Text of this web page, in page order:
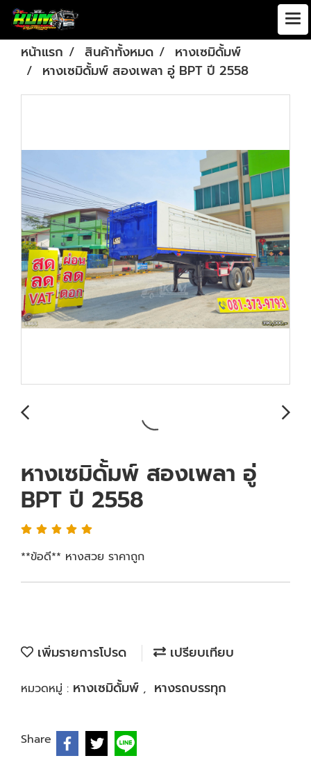
หน้าแรก สินค้าทั้งหมด
หางเซมิดั้มพ์
หางเซมิดั้มพ์ สองเพลา อู่ BPT ปี 2558
หางเซมิดั้มพ์ สองเพลา อู่
BPT ปี 2558
**ข้อดี** หางสวย ราคาถูก
เพิ่มรายการโปรด เปรียบเทียบ
หมวดหมู่ : หางเซมิดั้มพ์ , หางรถบรรทุก
Share